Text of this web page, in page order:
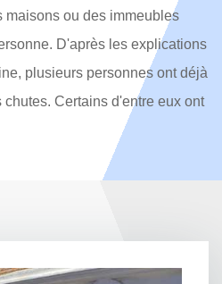
maisons ou des immeubles
D'après les explications
plusieurs personnes ont déjà
Certains d'entre eux ont